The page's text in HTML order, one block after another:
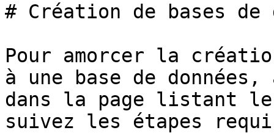
# Création de bases de
Pour amorcer la
à une base de
dans la page listant
suivez les étapes